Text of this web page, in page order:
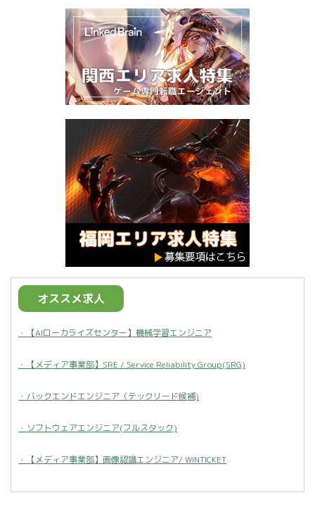
オススメ求人
・【AIローカライズセンター】機械学習エンジニア
・【メディア事業部】SRE / Service Reliability Group(SRG)
・バックエンドエンジニア（テックリード候補)
・ソフトウェアエンジニア(フルスタック)
・【メディア事業部】画像認識エンジニア/ WINTICKET